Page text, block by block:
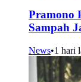
Pramono
Sampah
News•1 hari